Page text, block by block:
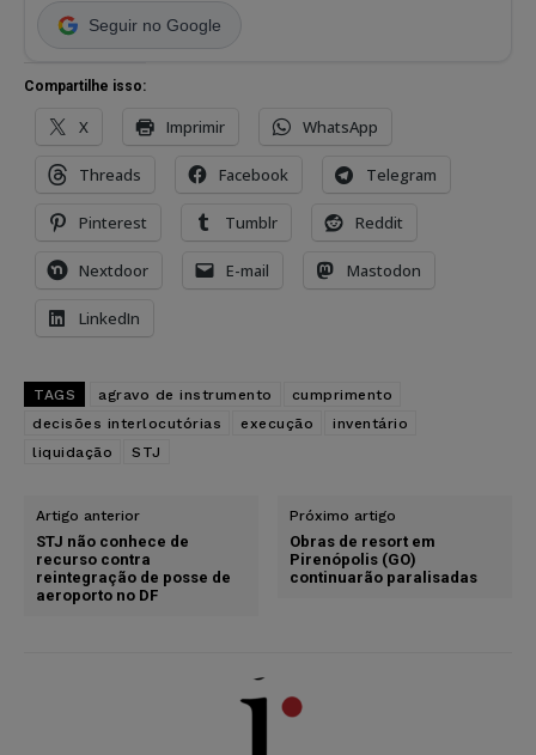
Seguir no Google
Compartilhe isso:
X Imprimir WhatsApp
Threads Facebook Telegram
Pinterest Tumblr Reddit
Nextdoor E-mail Mastodon
LinkedIn
TAGS agravo de instrumento
cumprimento
decisões interlocutórias
execução
inventário
liquidação
STJ
Artigo anterior
STJ não conhece de
recurso contra
reintegração de posse de
aeroporto no DF
Próximo artigo
Obras de resort em
Pirenópolis (GO)
continuarão paralisadas